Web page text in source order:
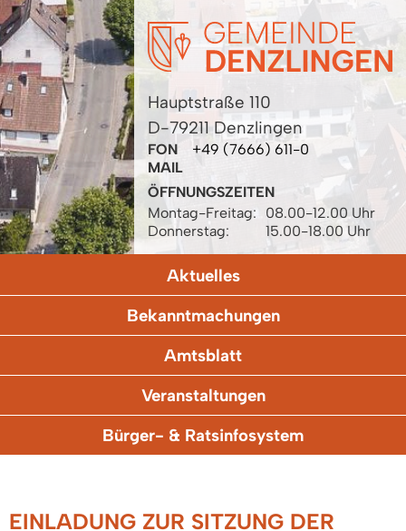
Hauptstraße 110
D-79211 Denzlingen
FON
+49 (7666) 611-0
MAIL
ÖFFNUNGSZEITEN
Montag-Freitag:
08.00-12.00 Uhr
Donnerstag:
15.00-18.00 Uhr
Aktuelles
Bekanntmachungen
Amtsblatt
Veranstaltungen
Bürger- & Ratsinfosystem
EINLADUNG ZUR SITZUNG DER